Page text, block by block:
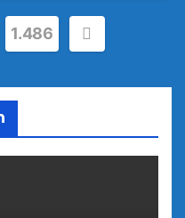
1.486